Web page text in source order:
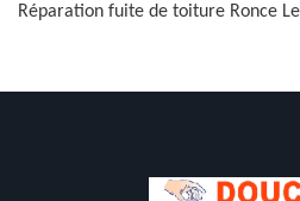
Réparation fuite de toiture Ronce